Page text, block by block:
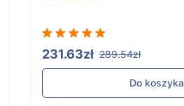
231.63zł 289.54zł
Do koszyka